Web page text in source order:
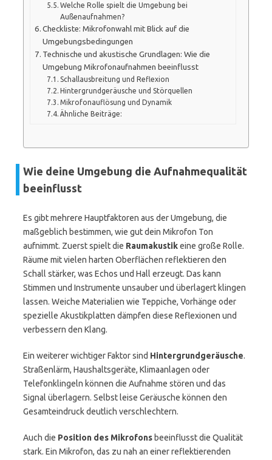
Welche Rolle spielt die Umgebung bei
Außenaufnahmen?
Checkliste: Mikrofonwahl mit Blick auf die
Umgebungsbedingungen
Technische und akustische Grundlagen: Wie die
Umgebung Mikrofonaufnahmen beeinflusst
Schallausbreitung und Reflexion
Hintergrundgeräusche und Störquellen
Mikrofonauflösung und Dynamik
Ähnliche Beiträge:
Wie deine Umgebung die Aufnahmequalität
beeinflusst
Es gibt mehrere Hauptfaktoren aus der Umgebung, die
maßgeblich bestimmen, wie gut dein Mikrofon Ton
aufnimmt. Zuerst spielt die Raumakustikeine große Rolle.
Räume mit vielen harten Oberflächen reflektieren den
Schall stärker, was Echos und Hall erzeugt. Das kann
Stimmen und Instrumente unsauber und überlagert klingen
lassen. Weiche Materialien wie Teppiche, Vorhänge oder
spezielle Akustikplatten dämpfen diese Reflexionen und
verbessern den Klang.
Ein weiterer wichtiger Faktor sind Hintergrundgeräusche.
Straßenlärm, Haushaltsgeräte, Klimaanlagen oder
Telefonklingeln können die Aufnahme stören und das
Signal überlagern. Selbst leise Geräusche können den
Gesamteindruck deutlich verschlechtern.
Auch die Position des Mikrofons beeinflusst die Qualität
stark. Ein Mikrofon, das zu nah an einer reflektierenden